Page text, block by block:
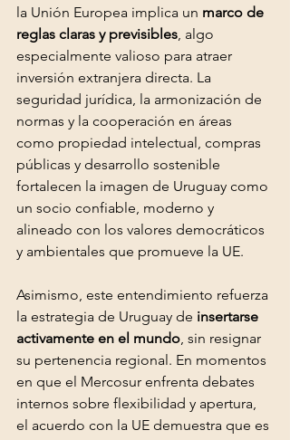
la Unión Europea implica un marco de
reglas claras y previsibles, algo
especialmente valioso para atraer
inversión extranjera directa. La
seguridad jurídica, la armonización de
normas y la cooperación en áreas
como propiedad intelectual, compras
públicas y desarrollo sostenible
fortalecen la imagen de Uruguay como
un socio confiable, moderno y
alineado con los valores democráticos
y ambientales que promueve la UE.
Asimismo, este entendimiento refuerza
la estrategia de Uruguay de insertarse
activamente en el mundo, sin resignar
su pertenencia regional. En momentos
en que el Mercosur enfrenta debates
internos sobre flexibilidad y apertura,
el acuerdo con la UE demuestra que es